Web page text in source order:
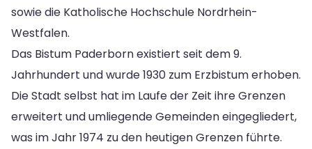
sowie die Katholische Hochschule Nordrhein-
Westfalen.
Das Bistum Paderborn existiert seit dem 9.
Jahrhundert und wurde 1930 zum Erzbistum erhoben.
Die Stadt selbst hat im Laufe der Zeit ihre Grenzen
erweitert und umliegende Gemeinden eingegliedert,
was im Jahr 1974 zu den heutigen Grenzen führte.